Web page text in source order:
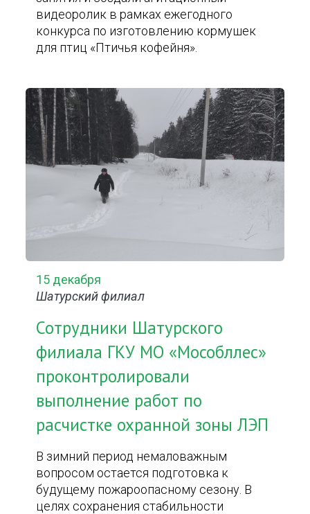
видеоролик в рамках ежегодного
конкурса по изготовлению кормушек
для птиц «Птичья кофейня».
15 декабря
Шатурский филиал
Сотрудники Шатурского
филиала ГКУ МО «Мособллес»
проконтролировали
выполнение работ по
расчистке охранной зоны ЛЭП
В зимний период немаловажным
вопросом остается подготовка к
будущему пожароопасному сезону. В
целях сохранения стабильности